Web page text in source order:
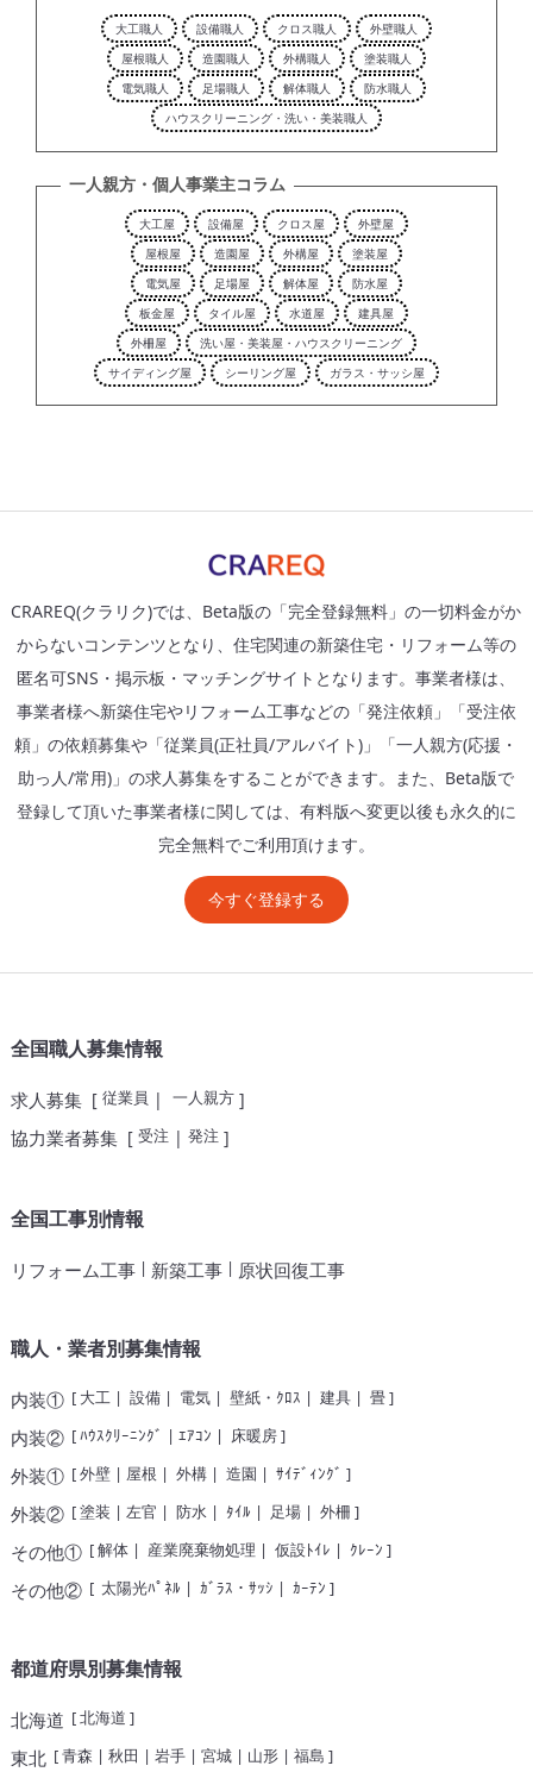
大工職人 設備職人 クロス職人
外壁職人
屋根職人
造園職人 外構職人
塗装職人
電気職人
足場職人 解体職人
防水職人
ハウスクリーニング・洗い・美装職人
一人親方・個人事業主コラム
大工屋 設備屋 クロス屋
外壁屋
屋根屋
造園屋 外構屋
塗装屋
電気屋
足場屋 解体屋
防水屋
板金屋
タイル屋 水道屋
建具屋
外柵屋
洗い屋・美装屋・ハウスクリーニング
サイディング屋
シーリング屋 ガラス・サッシ屋
CRAREQ(クラリク)では、Beta版の「完全登録無料」の一切料金がか
からないコンテンツとなり、住宅関連の新築住宅・リフォーム等の
匿名可SNS・掲示板・マッチングサイトとなります。事業者様は、
事業者様へ新築住宅やリフォーム工事などの「発注依頼」「受注依
頼」の依頼募集や「従業員(正社員/アルバイト)」「一人親方(応援・
助っ人/常用)」の求人募集をすることができます。また、Beta版で
登録して頂いた事業者様に関しては、有料版へ変更以後も永久的に
完全無料でご利用頂けます。
今すぐ登録する
全国職人募集情報
求人募集[ 従業員| 一人親方]
協力業者募集[ 受注| 発注]
全国工事別情報
リフォーム工事| 新築工事| 原状回復工事
職人・業者別募集情報
内装①[ 大工| 設備| 電気| 壁紙・ｸﾛｽ | 建具| 畳]
内装②[ﾊｳｽｸﾘｰﾆﾝｸﾞ | ｴｱｺﾝ | 床暖房]
外装①[外壁| 屋根 | 外構| 造園 | ｻｲﾃﾞｨﾝｸﾞ ]
外装②[塗装 | 左官 | 防水| ﾀｲﾙ | 足場| 外柵 ]
その他①[解体| 産業廃棄物処理 | 仮設ﾄｲﾚ | ｸﾚｰﾝ ]
その他②[ 太陽光ﾊﾟﾈﾙ | ｶﾞﾗｽ・ｻｯｼ | ｶｰﾃﾝ ]
都道府県別募集情報
北海道 [北海道 ]
東北 [青森 | 秋田 | 岩手| 宮城| 山形| 福島 ]